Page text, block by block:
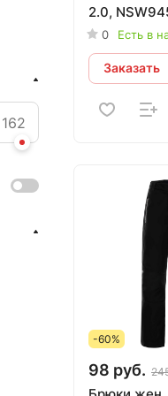
2.0,
темно-
0 Есть в
Заказать
-60%
98 руб.